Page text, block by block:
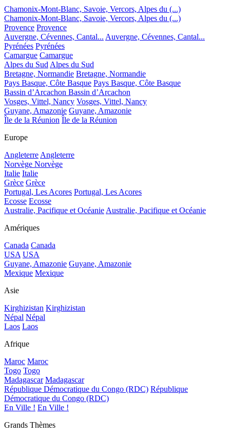
Chamonix-Mont-Blanc, Savoie, Vercors, Alpes du (...)
Chamonix-Mont-Blanc, Savoie, Vercors, Alpes du (...)
Provence Provence
Auvergne, Cévennes, Cantal... Auvergne, Cévennes, Cantal...
Pyrénées Pyrénées
Camargue Camargue
Alpes du Sud Alpes du Sud
Bretagne, Normandie Bretagne, Normandie
Pays Basque, Côte Basque Pays Basque, Côte Basque
Bassin d’Arcachon Bassin d’Arcachon
Vosges, Vittel, Nancy Vosges, Vittel, Nancy
Guyane, Amazonie Guyane, Amazonie
Île de la Réunion Île de la Réunion
Europe
Angleterre Angleterre
Norvège Norvège
Italie Italie
Grèce Grèce
Portugal, Les Acores Portugal, Les Acores
Ecosse Ecosse
Australie, Pacifique et Océanie Australie, Pacifique et Océanie
Amériques
Canada Canada
USA USA
Guyane, Amazonie Guyane, Amazonie
Mexique Mexique
Asie
Kirghizistan Kirghizistan
Népal Népal
Laos Laos
Afrique
Maroc Maroc
Togo Togo
Madagascar Madagascar
République Démocratique du Congo (RDC) République
Démocratique du Congo (RDC)
En Ville ! En Ville !
Grands Thèmes